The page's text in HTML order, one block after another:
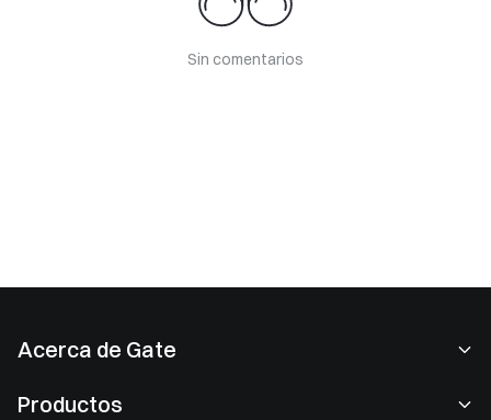
Sin comentarios
Acerca de Gate
Productos